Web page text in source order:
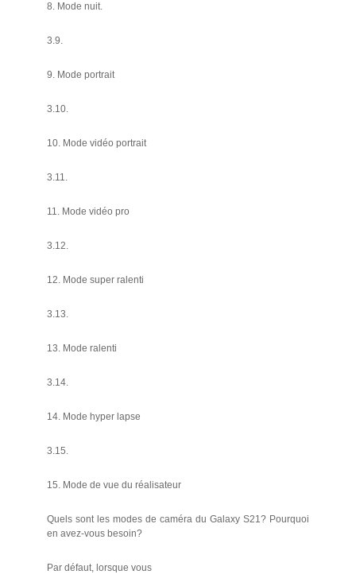
8. Mode nuit.
3.9.
9. Mode portrait
3.10.
10. Mode vidéo portrait
3.11.
11. Mode vidéo pro
3.12.
12. Mode super ralenti
3.13.
13. Mode ralenti
3.14.
14. Mode hyper lapse
3.15.
15. Mode de vue du réalisateur
Quels sont les modes de caméra du Galaxy S21? Pourquoi
en avez-vous besoin?
Par défaut, lorsque vous